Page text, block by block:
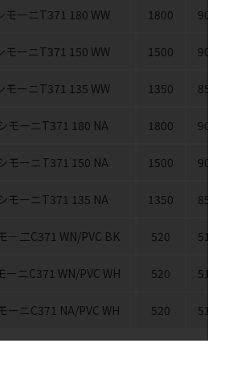
モーニT371 180 WW 1800 900
モーニT371 150 WW 1500 900
モーニT371 135 WW 1350 850
モーニT371 180 NA 1800 900
モーニT371 150 NA 1500 900
モーニT371 135 NA 1350 850
―二C371 WN/PVC BK 520 510
ーニC371 WN/PVC WH 520 510
ーニC371 NA/PVC WH 520 510